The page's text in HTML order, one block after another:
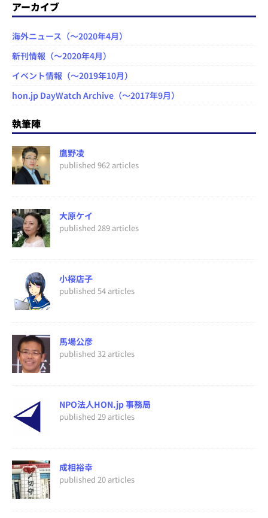
アーカイブ
海外ニュース（～2020年4月）
新刊情報（～2020年4月）
イベント情報（～2019年10月）
hon.jp DayWatch Archive（～2017年9月）
執筆陣
鷹野凌
published 962 articles
大原ケイ
published 289 articles
小桜店子
published 54 articles
馬場公彦
published 32 articles
NPO法人HON.jp 事務局
published 29 articles
成相裕幸
published 20 articles